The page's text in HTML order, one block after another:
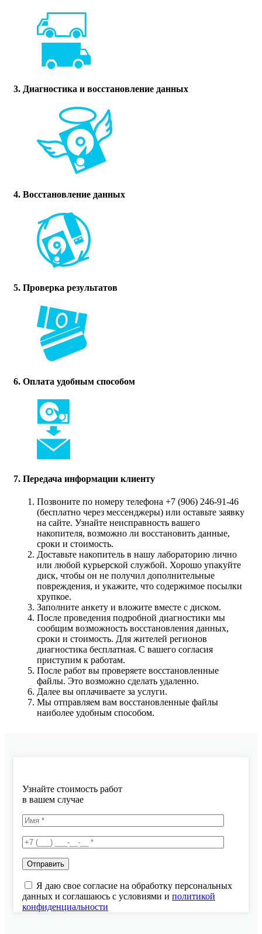
3. Диагностика и восстановление данных
4. Восстановление данных
5. Проверка результатов
6. Оплата удобным способом
7. Передача информации клиенту
Позвоните по номеру телефона +7 (906) 246-91-46
(бесплатно через мессенджеры) или оставьте заявку
на сайте. Узнайте неисправность вашего
накопителя, возможно ли восстановить данные,
сроки и стоимость.
Доставьте накопитель в нашу лабораторию лично
или любой курьерской службой. Хорошо упакуйте
диск, чтобы он не получил дополнительные
повреждения, и укажите, что содержимое посылки
хрупкое.
Заполните анкету и вложите вместе с диском.
После проведения подробной диагностики мы
сообщим возможность восстановления данных,
сроки и стоимость. Для жителей регионов
диагностика бесплатная. С вашего согласия
приступим к работам.
После работ вы проверяете восстановленные
файлы. Это возможно сделать удаленно.
Далее вы оплачиваете за услуги.
Мы отправляем вам восстановленные файлы
наиболее удобным способом.
Узнайте стоимость работ
в вашем случае
Я даю свое согласие на обработку персональных
данных и соглашаюсь с условиями и политикой
конфиденциальности